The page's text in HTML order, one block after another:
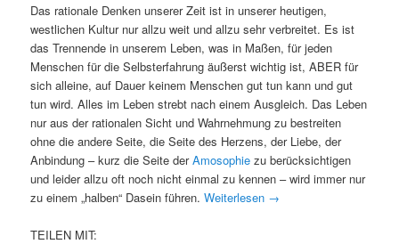
Das rationale Denken unserer Zeit ist in unserer heutigen,
westlichen Kultur nur allzu weit und allzu sehr verbreitet. Es ist
das Trennende in unserem Leben, was in Maßen, für jeden
Menschen für die Selbsterfahrung äußerst wichtig ist, ABER für
sich alleine, auf Dauer keinem Menschen gut tun kann und gut
tun wird. Alles im Leben strebt nach einem Ausgleich. Das Leben
nur aus der rationalen Sicht und Wahrnehmung zu bestreiten
ohne die andere Seite, die Seite des Herzens, der Liebe, der
Anbindung – kurz die Seite derAmosophie zu berücksichtigen
und leider allzu oft noch nicht einmal zu kennen – wird immer nur
zu einem „halben“ Dasein führen.Weiterlesen →
TEILEN MIT: